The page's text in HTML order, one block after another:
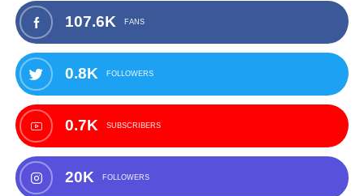
107.6K FANS
0.8K FOLLOWERS
0.7K SUBSCRIBERS
20K FOLLOWERS